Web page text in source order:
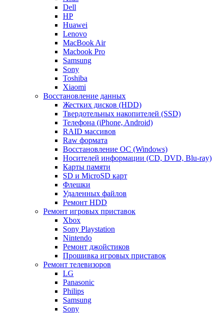
Dell
HP
Huawei
Lenovo
MacBook Air
Macbook Pro
Samsung
Sony
Toshiba
Xiaomi
Восстановление данных
Жестких дисков (HDD)
Твердотельных накопителей (SSD)
Телефона (iPhone, Android)
RAID массивов
Raw формата
Восстановление ОС (Windows)
Носителей информации (CD, DVD, Blu-ray)
Карты памяти
SD и MicroSD карт
Флешки
Удаленных файлов
Ремонт HDD
Ремонт игровых приставок
Xbox
Sony Playstation
Nintendo
Ремонт джойстиков
Прошивка игровых приставок
Ремонт телевизоров
LG
Panasonic
Philips
Samsung
Sony